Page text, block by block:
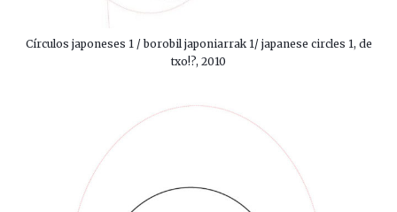
Círculos japoneses 1 / borobil japoniarrak 1/ japanese circles 1, de
txo!?, 2010